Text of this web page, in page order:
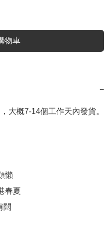
物車
−
大概7-14個工作天內發貨。
懶
春夏
闊